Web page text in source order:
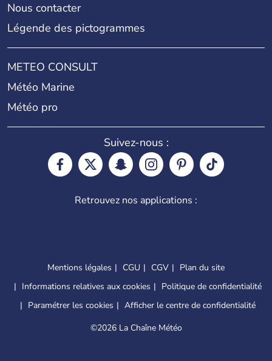
Nous contacter
Légende des pictogrammes
METEO CONSULT
Météo Marine
Météo pro
Suivez-nous :
Retrouvez nos applications :
Mentions légales CGU CGV
Plan du site
Informations relatives aux cookies
Politique de confidentialité
Paramétrer les cookies
Afficher le centre de confidentialité
©2026 La Chaîne Météo